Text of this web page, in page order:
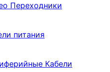
Переходники
питания
Кабели